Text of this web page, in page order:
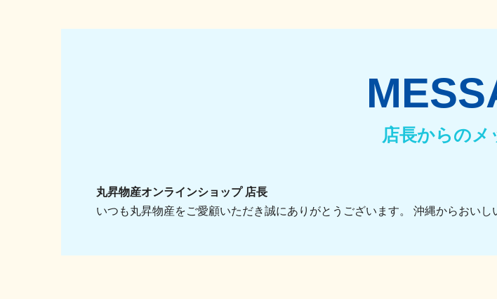
店長からのメ
丸昇物産オンラインショップ 店長
いつも丸昇物産をご愛顧いただき誠にありがとうございます。 沖縄からおい